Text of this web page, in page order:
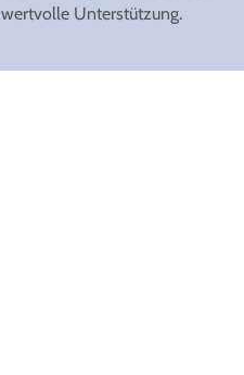
wertvolle Unterstützung.